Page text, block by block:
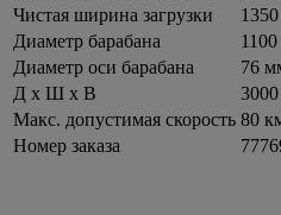
Чистая ширина загрузки
Диаметр барабана
Диаметр оси барабана
76
Д x Ш x В
Макс. допустимая скорость 80
Номер заказа